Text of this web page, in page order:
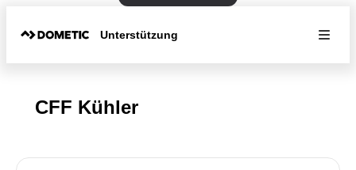
Unterstützung
CFF Kühler